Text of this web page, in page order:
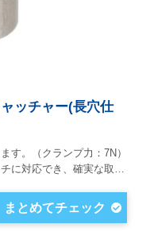
ッチャー(長穴仕
す。（クランプ力：7N）
チに対応でき、確実な取…